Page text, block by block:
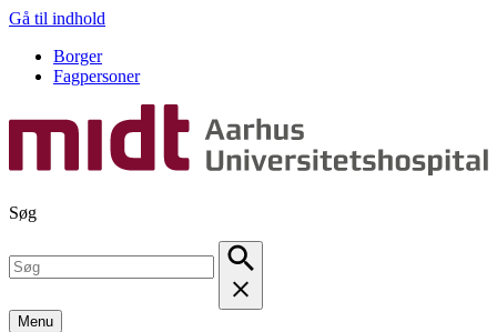
Gå til indhold
Borger
Fagpersoner
Søg
Menu